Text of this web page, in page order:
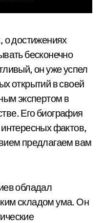
о достижениях
бесконечно
он уже успел
открытий в своей
экспертом в
Его биография
фактов,
предлагаем вам
обладал
складом ума. Он